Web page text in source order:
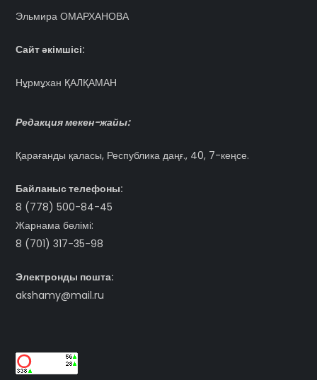
Эльмира ОМАРХАНОВА
Сайт әкімшісі:
Нұрмұхан ҚАЛҚАМАН
Редакция мекен-жайы:
Қарағанды қаласы, Республика даңғ., 40, 7-кеңсе.
Байланыс телефоны:
8 (778) 500-84-45
Жарнама бөлімі:
8 (701) 317-35-98
Электронды пошта:
akshamy@mail.ru